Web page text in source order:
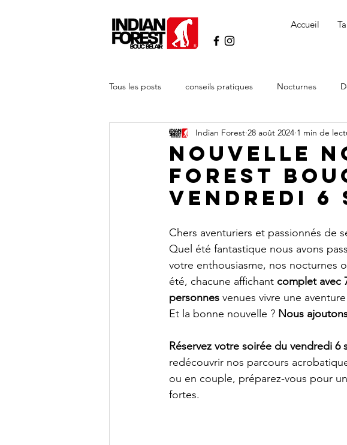
Accueil
Tous les posts conseils pratiques Nocturnes
Les parcours Adultes nocturne
Nouvelle
Forest
Vendredi 6
Indian Forest 28 août 2024 1 min de
Chers aventuriers et passionnés de
Quel été fantastique nous avons
votre enthousiasme, nos nocturnes
été, chacune affichant complet avec
personnes venues vivre une
Et la bonne nouvelle ? Nous
Réservez votre soirée du vendredi 6
redécouvrir nos parcours
ou en couple, préparez-vous pour
fortes.